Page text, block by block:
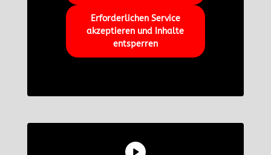
Erforderlichen Service
akzeptieren und Inhalte
entsperren